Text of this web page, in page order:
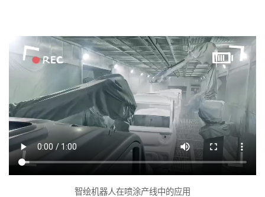
智绘机器人在喷涂产线中的应用